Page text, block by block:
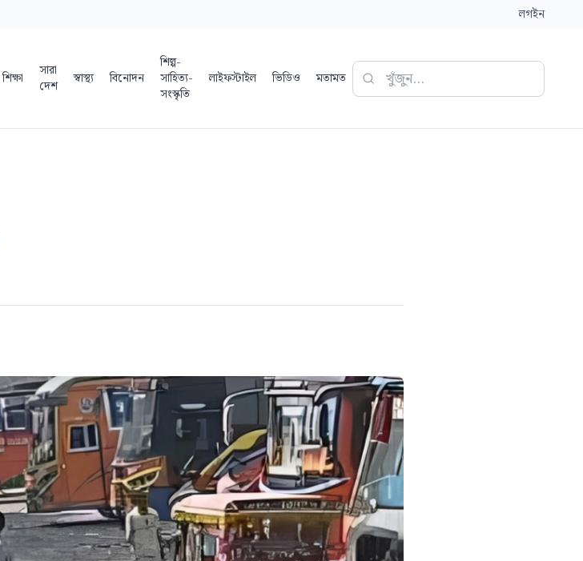
লগইন
শিক্ষা
সারা
দেশ
স্বাস্থ্য বিনোদন
শিল্প-
সাহিত্য-
সংস্কৃতি
লাইফস্টাইল ভিডিও মতামত